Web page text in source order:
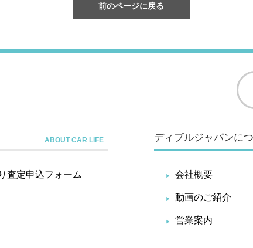
前のページに戻る
査定申込フォーム
ディブルジャパンに
会社概要
動画のご紹介
営業案内